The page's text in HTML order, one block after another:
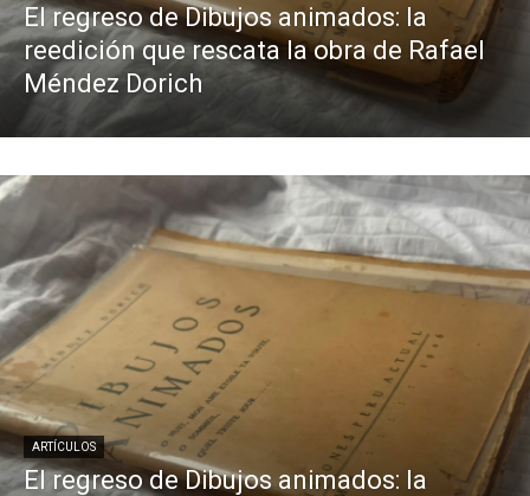
El regreso de Dibujos animados: la
reedición que rescata la obra de Rafael
Méndez Dorich
ARTÍCULOS
El regreso de Dibujos animados: la